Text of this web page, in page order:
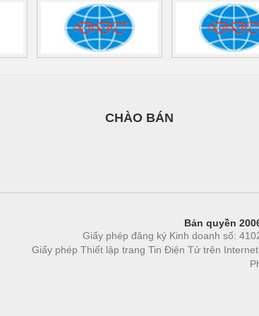
CHÀO BÁN
Bản quyền
Giấy phép đăng ký Kinh doanh số:
Giấy phép Thiết lập trang Tin Điện Tử trên